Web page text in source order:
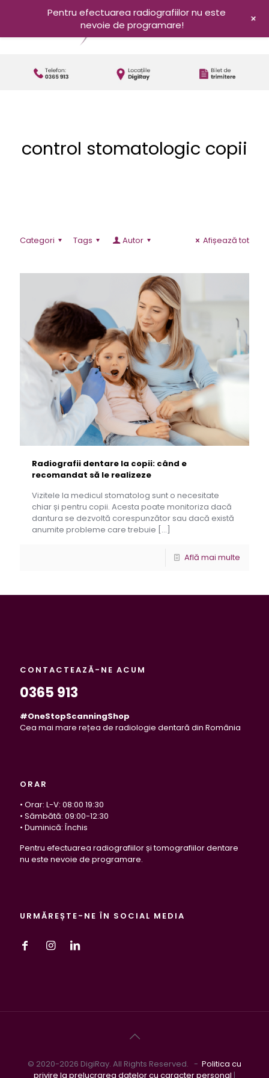
control stomatologic copii
Categori Tags Autor Afișează tot
Radiografii dentare la copii: când e
recomandat să le realizeze
Vizitele la medicul stomatolog sunt o necesitate
chiar și pentru copii. Acesta poate monitoriza dacă
dantura se dezvoltă corespunzător sau dacă există
anumite probleme care trebuie […]
Află mai multe
CONTACTEAZĂ-NE ACUM
0365 913
#OneStopScanningShop
Cea mai mare rețea de radiologie dentară din România
ORAR
• Orar: L-V: 08:00 19:30
• Sâmbătă: 09:00-12:30
• Duminică: Închis
Pentru efectuarea radiografiilor și tomografiilor dentare
nu este nevoie de programare.
URMĂREȘTE-NE ÎN SOCIAL MEDIA
© 2020-2026 DigiRay. All Rights Reserved. - Politica cu
privire la prelucrarea datelor cu caracter personal |
Pentru efectuarea radiografiilor nu este
nevoie de programare!
+